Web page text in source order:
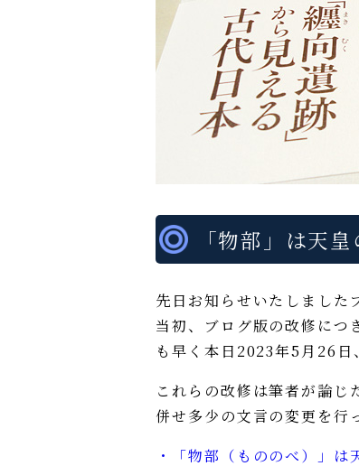
「物部」は天
先日お知らせいたしました
当初、ブログ版の改修につ
も早く本日2023年5月26日
これらの改修は筆者が論
併せ多少の文言の変更を行
・「物部（もののべ）」は